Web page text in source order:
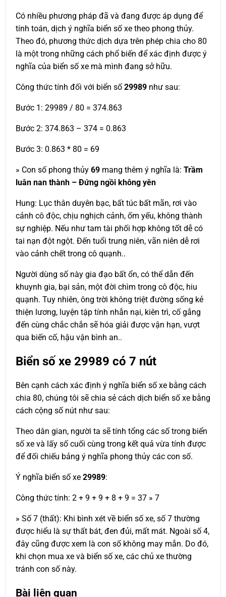
Có nhiều phương pháp đã và đang được áp dụng để
tính toán, dịch ý nghĩa biển số xe theo phong thủy.
Theo đó, phương thức dịch dựa trên phép chia cho 80
là một trong những cách phổ biến để xác định được ý
nghĩa của biển số xe mà mình đang sở hữu.
Công thức tính đối với biển số29989 như sau:
Bước 1: 29989 / 80 = 374.863
Bước 2: 374.863 – 374 = 0.863
Bước 3: 0.863 * 80 = 69
» Con số phong thủy 69 mang thêm ý nghĩa là: Trầm
luân nan thành – Đứng ngồi không yên
Hung: Lục thân duyên bạc, bất túc bất mãn, rơi vào
cảnh cô độc, chịu nghịch cảnh, ốm yếu, không thành
sự nghiệp. Nếu như tam tài phối hợp không tốt dễ có
tai nạn đột ngột. Đến tuổi trung niên, vãn niên dễ rơi
vào cảnh chết trong cô quạnh..
Người dùng số này gia đạo bất ổn, có thể dẫn đến
khuynh gia, bại sản, một đời chìm trong cô độc, hiu
quạnh. Tuy nhiên, ông trời không triệt đường sống kẻ
thiện lương, luyện tập tính nhẫn nại, kiên trì, cố gắng
đến cùng chắc chắn sẽ hóa giải được vận hạn, vượt
qua biến cố, hậu vận bình an..
Biển số xe 29989 có 7 nút
Bên cạnh cách xác định ý nghĩa biển số xe bằng cách
chia 80, chúng tôi sẽ chia sẻ cách dịch biển số xe bằng
cách cộng số nút như sau:
Theo dân gian, người ta sẽ tính tổng các số trong biển
số xe và lấy số cuối cùng trong kết quả vừa tính được
để đối chiếu bảng ý nghĩa phong thủy các con số.
Ý nghĩa biển số xe 29989:
Công thức tính: 2 + 9 + 9 + 8 + 9 = 37 » 7
» Số 7 (thất): Khi bình xét về biển số xe, số 7 thường
được hiểu là sự thất bát, đen đủi, mất mát. Ngoài số 4,
đây cũng được xem là con số không may mắn. Do đó,
khi chọn mua xe và biển số xe, các chủ xe thường
tránh con số này.
Bài liên quan